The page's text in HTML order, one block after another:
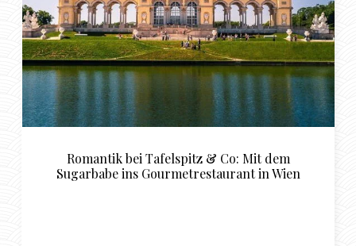
& Co: Mit dem
in Wien
Tipps für das perfekte
Schwerin